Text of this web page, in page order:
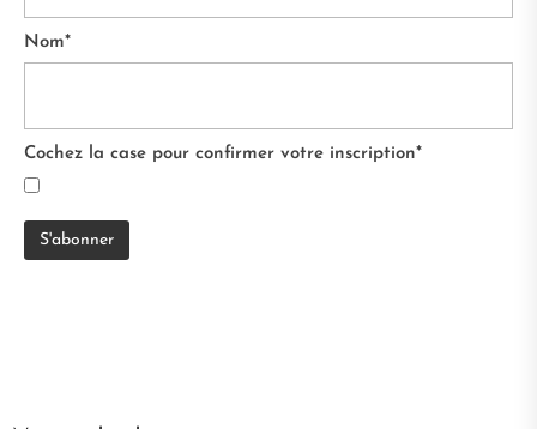
Nom*
Cochez la case pour confirmer votre inscription*